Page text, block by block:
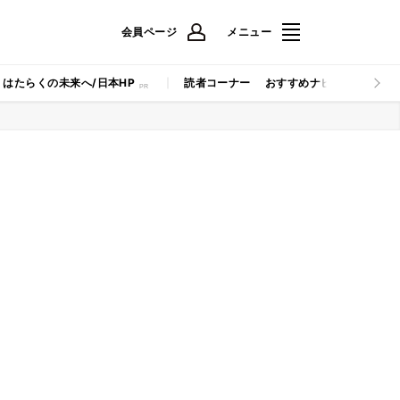
会員ページ メニュー
はたらくの未来へ/日本HP 読者コーナー おすすめナビ マイナビ